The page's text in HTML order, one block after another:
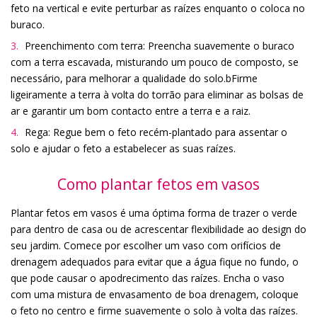
feto na vertical e evite perturbar as raízes enquanto o coloca no
buraco.
Preenchimento com terra: Preencha suavemente o buraco
com a terra escavada, misturando um pouco de composto, se
necessário, para melhorar a qualidade do solo.bFirme
ligeiramente a terra à volta do torrão para eliminar as bolsas de
ar e garantir um bom contacto entre a terra e a raiz.
Rega: Regue bem o feto recém-plantado para assentar o
solo e ajudar o feto a estabelecer as suas raízes.
Como plantar fetos em vasos
Plantar fetos em vasos é uma óptima forma de trazer o verde
para dentro de casa ou de acrescentar flexibilidade ao design do
seu jardim. Comece por escolher um vaso com orifícios de
drenagem adequados para evitar que a água fique no fundo, o
que pode causar o apodrecimento das raízes. Encha o vaso
com uma mistura de envasamento de boa drenagem, coloque
o feto no centro e firme suavemente o solo à volta das raízes.